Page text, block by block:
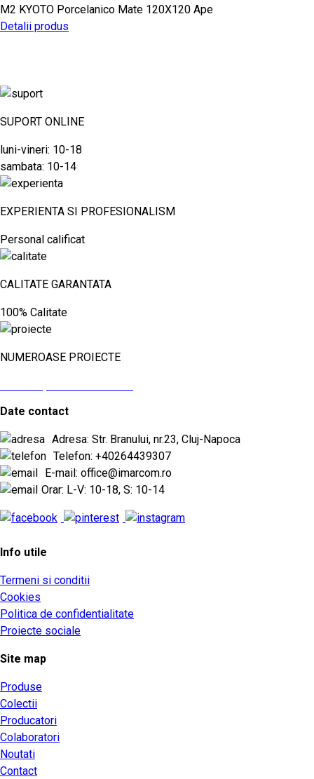
M2 KYOTO Porcelanico Mate 120X120 Ape
Detalii produs
SUPORT ONLINE
luni-vineri: 10-18
sambata: 10-14
EXPERIENTA SI PROFESIONALISM
Personal calificat
CALITATE GARANTATA
100% Calitate
NUMEROASE PROIECTE
Date contact
Adresa: Str. Branului, nr.23, Cluj-Napoca
Telefon: +40264439307
E-mail: office@imarcom.ro
Orar: L-V: 10-18, S: 10-14
Info utile
Termeni si conditii
Cookies
Politica de confidentialitate
Proiecte sociale
Site map
Produse
Colectii
Producatori
Colaboratori
Noutati
Contact